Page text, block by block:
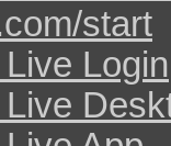
start
Login